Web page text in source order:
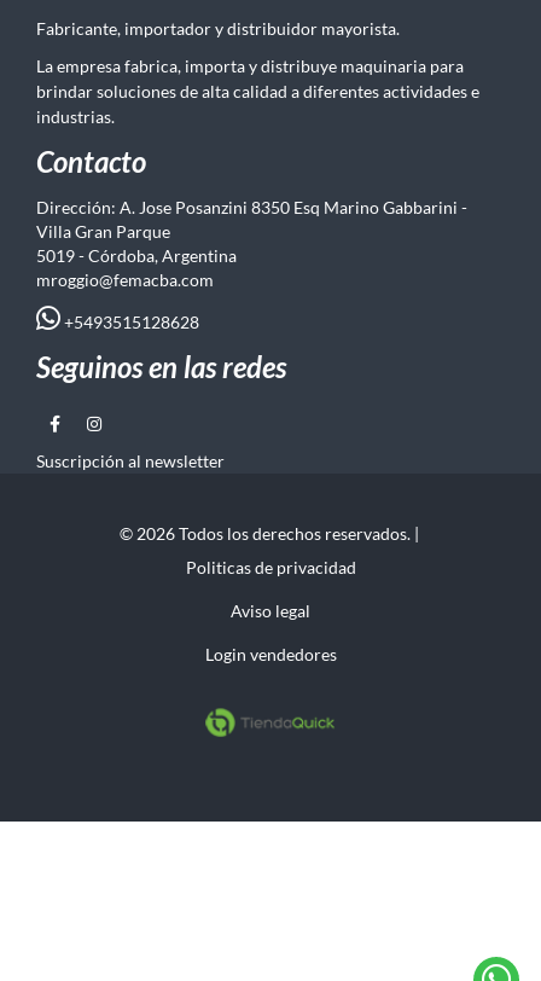
Fabricante, importador y distribuidor mayorista.
La empresa fabrica, importa y distribuye maquinaria para
brindar soluciones de alta calidad a diferentes actividades e
industrias.
Contacto
Dirección: A. Jose Posanzini 8350 Esq Marino Gabbarini -
Villa Gran Parque
5019 - Córdoba, Argentina
mroggio@femacba.com
+5493515128628
Seguinos en las redes
Suscripción al newsletter
© 2026 Todos los derechos reservados. |
Politicas de privacidad
Aviso legal
Login vendedores